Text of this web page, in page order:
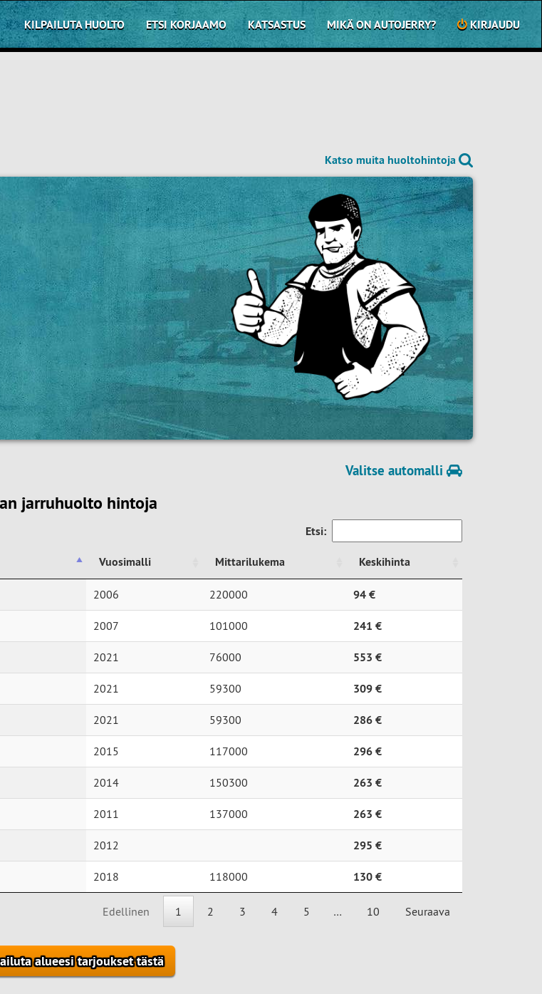
KILPAILUTA HUOLTO ETSI KORJAAMO KATSASTUS MIKÄ ON AUTOJERRY? KIRJAUDU
Katso muita huoltohintoja
Valitse automalli
jarruhuolto hintoja
Etsi:
Vuosimalli Mittarilukema
Keskihinta
Vuosimalli Mittarilukema Keskihinta
2006 220000 94 €
2007 101000 241 €
2021 76000 553 €
2021 59300 309 €
2021 59300 286 €
2015 117000 296 €
2014 150300 263 €
2011 137000 263 €
2012 295 €
2018 118000 130 €
Edellinen 1 2 3 4 5 … 10 Seuraava
alueesi tarjoukset tästä